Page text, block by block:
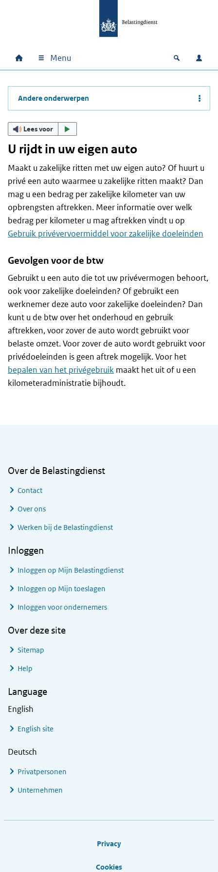
Hoofdnavigatie
Home Menu Open
Andere onderwerpen
Lees voor
U rijdt in uw eigen auto
Maakt u zakelijke ritten met uw eigen auto? Of huurt u
privé een auto waarmee u zakelijke ritten maakt? Dan
mag u een bedrag per zakelijke kilometer van uw
opbrengsten aftrekken. Meer informatie over welk
bedrag per kilometer u mag aftrekken vindt u op
Gebruik privévervoermiddel voor zakelijke doeleinden
Gevolgen voor de btw
Gebruikt u een auto die tot uw privévermogen behoort,
ook voor zakelijke doeleinden? Of gebruikt een
werknemer deze auto voor zakelijke doeleinden? Dan
kunt u de btw over het onderhoud en gebruik
aftrekken, voor zover de auto wordt gebruikt voor
belaste omzet. Voor zover de auto wordt gebruikt voor
privédoeleinden is geen aftrek mogelijk. Voor het
bepalen van het privégebruik maakt het uit of u een
kilometeradministratie bijhoudt.
Over de Belastingdienst
Contact
Over ons
Werken bij de Belastingdienst
Inloggen
Inloggen op Mijn Belastingdienst
Inloggen op Mijn toeslagen
Inloggen voor ondernemers
Over deze site
Sitemap
Help
Language
English
English site
Deutsch
Privatpersonen
Unternehmen
Privacy
Cookies